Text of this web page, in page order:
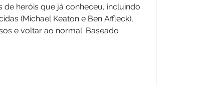
heróis que já conheceu, incluindo
(Michael Keaton e Ben Affleck),
e voltar ao normal. Baseado